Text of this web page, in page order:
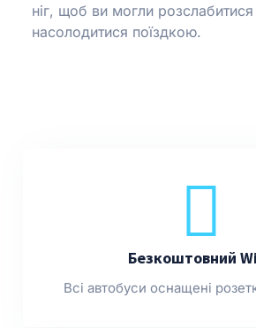
ніг, щоб ви могли
насолодитися поїздкою.
Безкоштовний
Всі автобуси оснащені